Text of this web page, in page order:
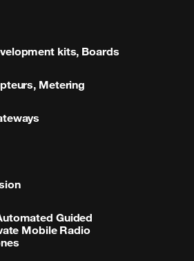
kits, Boards
Metering
Guided
Mobile Radio